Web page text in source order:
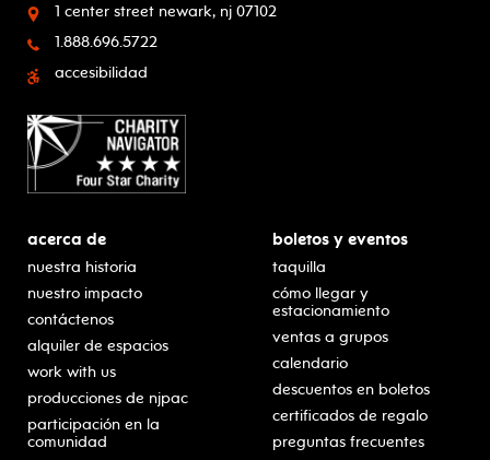
1 center street newark, nj 07102
1.888.696.5722
accesibilidad
acerca de
nuestra historia
nuestro impacto
contáctenos
alquiler de espacios
work with us
producciones de njpac
participación en la
comunidad
boletos y eventos
taquilla
cómo llegar y
estacionamiento
ventas a grupos
calendario
descuentos en boletos
certificados de regalo
preguntas frecuentes